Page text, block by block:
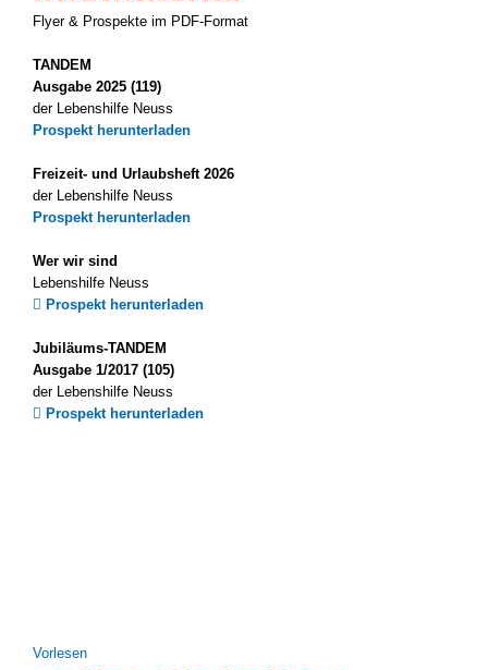
Fly­er & Pro­spek­te im PDF-Format
TAN­DEM
Aus­ga­be 2025 (119)
der Lebens­hil­fe Neuss
Pro­spekt her­un­ter­la­den
Freizeit- und Urlaubs­heft 2026
der Lebens­hil­fe Neuss
Pro­spekt her­un­ter­la­den
Wer wir sind
Lebens­hil­fe Neuss
Pro­spekt her­un­ter­la­den
Jubiläums-TANDEM
Aus­ga­be 1/2017 (105)
der Lebens­hil­fe Neuss
Pro­spekt her­un­ter­la­den
Vor­le­sen